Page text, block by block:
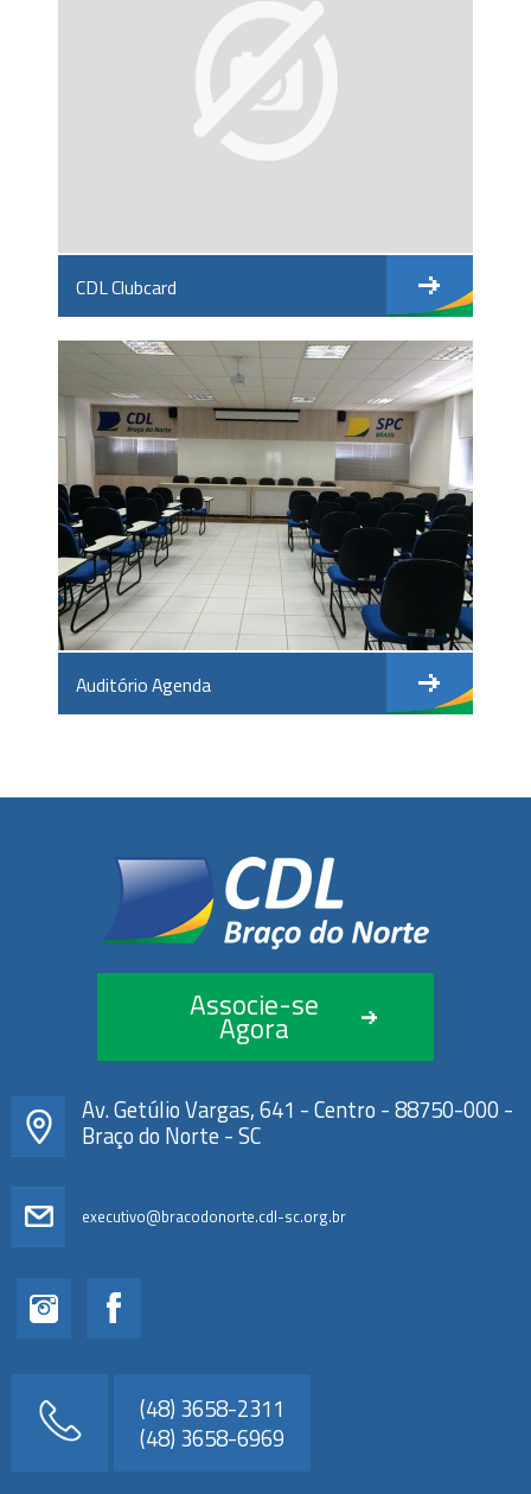
CDL Clubcard
Auditório Agenda
Associe-se
Agora
Av. Getúlio Vargas, 641 - Centro - 88750-000 -
Braço do Norte - SC
executivo@bracodonorte.cdl-sc.org.br
(48) 3658-2311
(48) 3658-6969